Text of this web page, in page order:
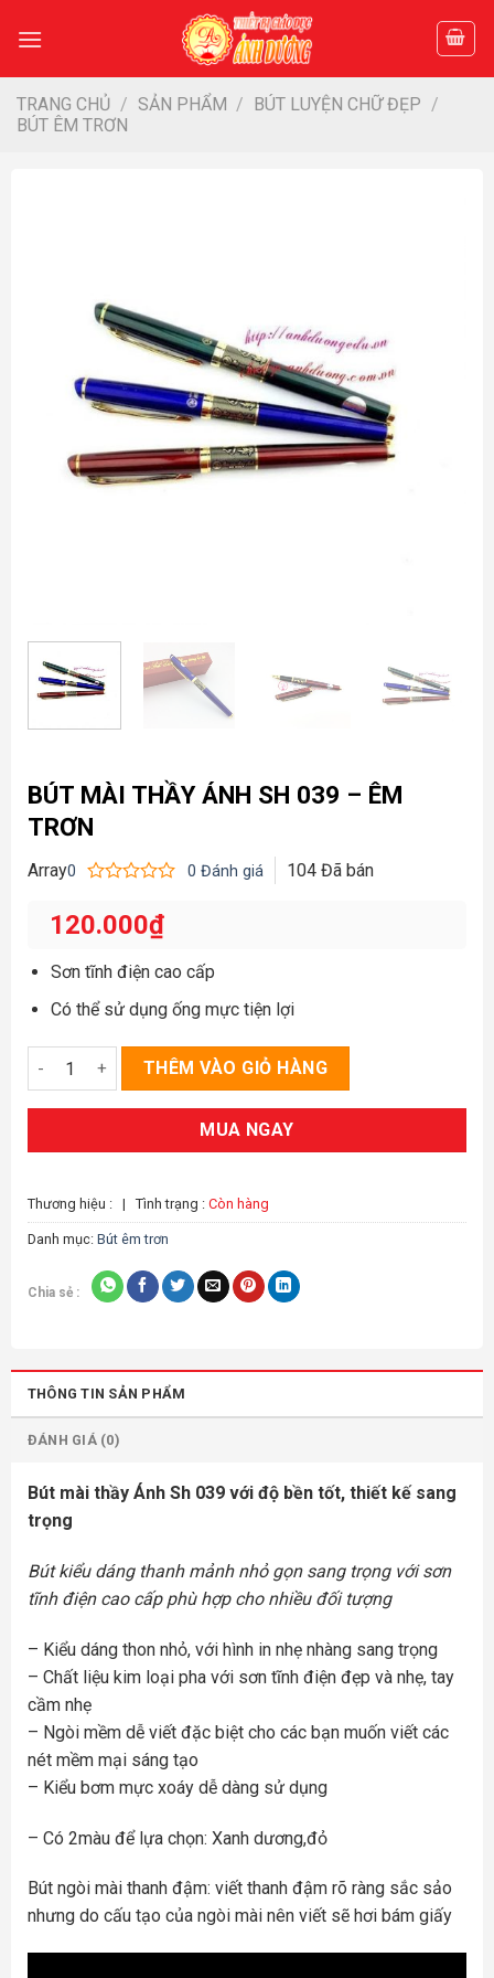
TRANG CHỦ / SẢN PHẨM / BÚT LUYỆN CHỮ ĐẸP /
BÚT ÊM TRƠN
BÚT MÀI THẦY ÁNH SH 039 – ÊM
TRƠN
Array0
xếp
hạng
5
sao
0 Đánh giá 104Đã bán
120.000₫
Sơn tĩnh điện cao cấp
Có thể sử dụng ống mực tiện lợi
Bút mài thầy Ánh SH 039 - êm trơn số lượng
THÊM VÀO GIỎ HÀNG
MUA NGAY
Thương hiệu : | Tình trạng : Còn hàng
Danh mục: Bút êm trơn
Chia sẻ :
THÔNG TIN SẢN PHẨM
ĐÁNH GIÁ (0)
Bút mài thầy Ánh Sh 039 với độ bền tốt, thiết kế sang
trọng
Bút kiểu dáng thanh mảnh nhỏ gọn sang trọng với sơn
tĩnh điện cao cấp phù hợp cho nhiều đối tượng
– Kiểu dáng thon nhỏ, với hình in nhẹ nhàng sang trọng
– Chất liệu kim loại pha với sơn tĩnh điện đẹp và nhẹ, tay
cầm nhẹ
– Ngòi mềm dễ viết đặc biệt cho các bạn muốn viết các
nét mềm mại sáng tạo
– Kiểu bơm mực xoáy dễ dàng sử dụng
– Có 2màu để lựa chọn: Xanh dương,đỏ
Bút ngòi mài thanh đậm: viết thanh đậm rõ ràng sắc sảo
nhưng do cấu tạo của ngòi mài nên viết sẽ hơi bám giấy